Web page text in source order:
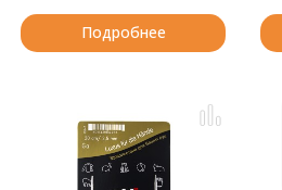
Подробнее